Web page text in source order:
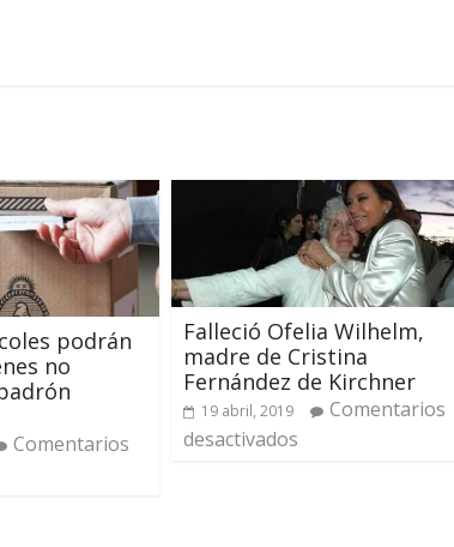
podrán
no
Comentarios
Falleció Ofelia Wilhelm,
madre de Cristina
Fernández de Kirchner
19 abril, 2019
Comentarios
desactivados